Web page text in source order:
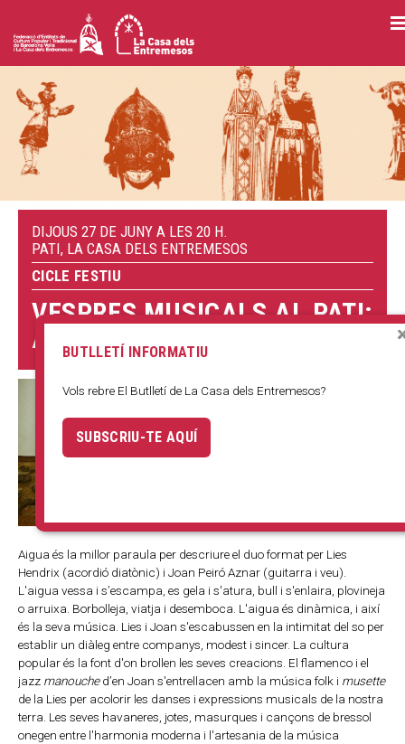
Vés
al
DIJOUS 27 DE JUNY A LES 20 H.
PATI, LA CASA DELS ENTREMESOS
CICLE FESTIU
VESPRES MUSICALS AL PATI:
AIGUA
Aigua és la millor paraula per descriure el duo format per Lies
Hendrix (acordió diatònic) i Joan Peiró Aznar (guitarra i veu).
L'aigua vessa i s’escampa, es gela i s'atura, bull i s'enlaira, plovineja
o arruixa. Borbolleja, viatja i desemboca. L'aigua és dinàmica, i així
és la seva música. Lies i Joan s'escabussen en la intimitat del so per
establir un diàleg entre companys, modest i sincer. La cultura
popular és la font d'on brollen les seves creacions. El flamenco i el
jazz manouched’en Joan s'entrellacen amb la música folk i musette
de la Lies per acolorir les danses i expressions musicals de la nostra
terra. Les seves havaneres, jotes, masurques i cançons de bressol
onegen entre l'harmonia moderna i l'artesania de la música
BUTLLETÍ INFORMATIU
Vols rebre El Butlletí de La Casa dels Entremesos?
SUBSCRIU-TE AQUÍ